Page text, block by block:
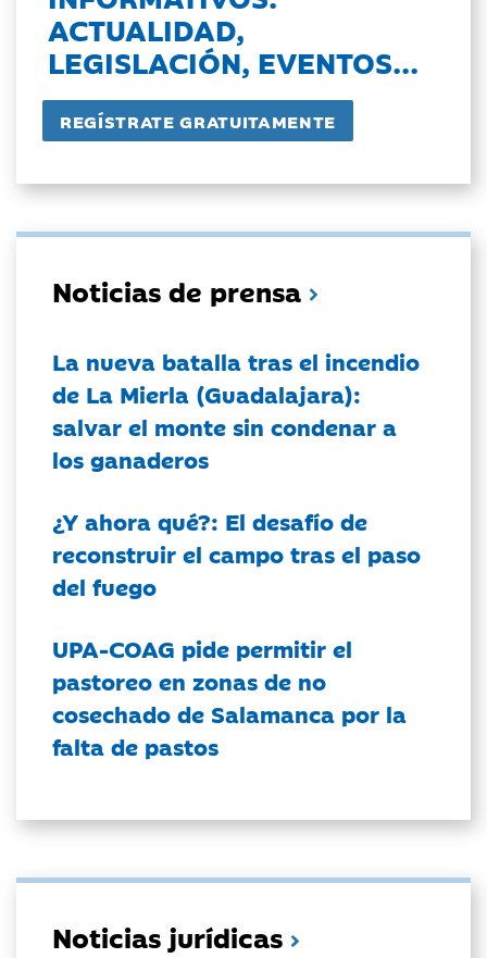
ACTUALIDAD,
LEGISLACIÓN, EVENTOS...
Noticias de prensa
La nueva batalla tras el incendio
de La Mierla (Guadalajara):
salvar el monte sin condenar a
los ganaderos
¿Y ahora qué?: El desafío de
reconstruir el campo tras el paso
del fuego
UPA-COAG pide permitir el
pastoreo en zonas de no
cosechado de Salamanca por la
falta de pastos
Noticias jurídicas